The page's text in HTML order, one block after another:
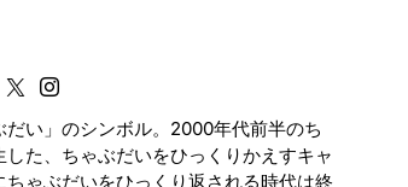
だい」のシンボル。2000年代前半のち
した、ちゃぶだいをひっくりかえすキャ
ゃぶだいをひっくり返される時代は終